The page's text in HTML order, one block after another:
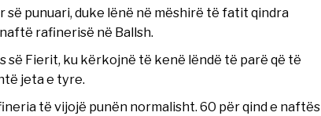
së punuari, duke lënë në mëshirë të fatit qindra
rafinerisë në Ballsh.
Fierit, ku kërkojnë të kenë lëndë të parë që të
jeta e tyre.
të vijojë punën normalisht. 60 për qind e naftës